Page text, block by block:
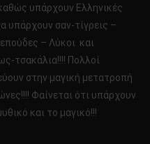
υπάρχουν Ελληνικές
υπάρχουν σαν-τίγρεις –
– Λύκοι και
τσακάλια!!!! Πολλοί
στην μαγική μετατροπή
Φαίνεται ότι υπάρχουν
και το μαγικό!!!